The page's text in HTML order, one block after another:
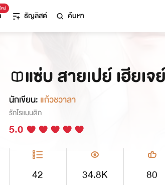
หม่
ธัญลิสต์ ค้นหา
แซ่บ สายเปย์ เฮียเ
นักเขียน: แก้วชวาลา
รักโรแมนติก
5.0
42 34.8K 80